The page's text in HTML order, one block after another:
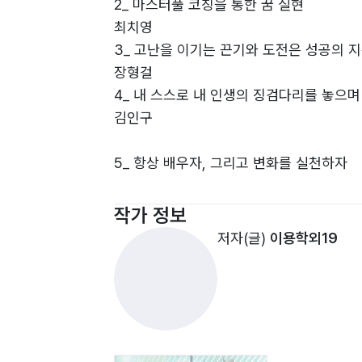
2_ 마스터풀 코칭을 통한 꿈 실현
최치영
3_ 고난을 이기는 끈기와 도전은 성공의
장형걸
4_ 내 스스로 내 인생의 징검다리를 놓으며
김인구
5_ 항상 배우자, 그리고 변화를 실천하자
6_ 내 인생의 고난과 극복 그리고 성공
작가 정보
저자(글) 이용학외19